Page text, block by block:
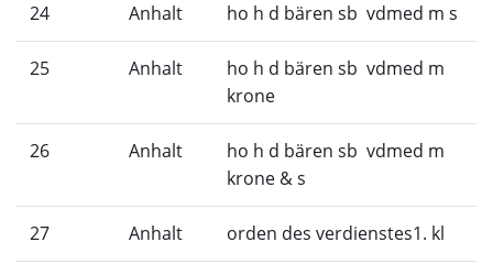
24 Anhalt ho h d bären sb vdmed m s
25 Anhalt
ho h d bären sb vdmed m
krone
26 Anhalt
ho h d bären sb vdmed m
krone & s
27 Anhalt orden des verdienstes1. kl